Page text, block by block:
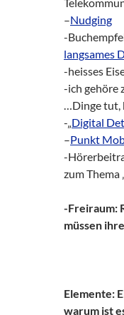
–Nudging
-
langsames
-heisses
-ich gehöre
…Dinge tut,
-„Digital
–Punkt
-
zum Thema
-Freiraum:
müssen
Elemente:
warum ist